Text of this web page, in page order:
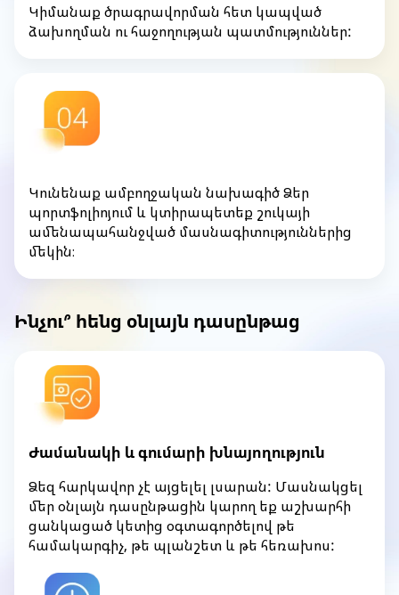
Կիմանաք ծրագրավորման հետ կապված
ձախողման ու հաջողության պատմություններ:
Կունենաք ամբողջական նախագիծ Ձեր
պորտֆոլիոյում և կտիրապետեք շուկայի
ամենապահանջված մասնագիտություններից
մեկին։
Ինչու՞ հենց օնլայն դասընթաց
Ժամանակի և գումարի խնայողություն
Ձեզ հարկավոր չէ այցելել լսարան: Մասնակցել
մեր օնլայն դասընթացին կարող եք աշխարհի
ցանկացած կետից օգտագործելով թե
համակարգիչ, թե պլանշետ և թե հեռախոս: